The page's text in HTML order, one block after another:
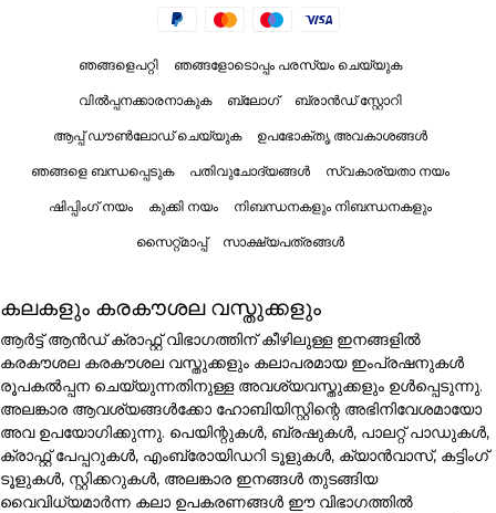
ഞങ്ങളെപറ്റി ഞങ്ങളോടൊപ്പം പരസ്യം ചെയ്യുക
വിൽപ്പനക്കാരനാകുക ബ്ലോഗ് ബ്രാൻഡ് സ്റ്റോറി
ആപ്പ് ഡൗൺലോഡ് ചെയ്യുക ഉപഭോക്തൃ അവകാശങ്ങൾ
ഞങ്ങളെ ബന്ധപ്പെടുക പതിവുചോദ്യങ്ങൾ സ്വകാര്യതാ നയം
ഷിപ്പിംഗ് നയം കുക്കി നയം നിബന്ധനകളും നിബന്ധനകളും
സൈറ്റ്മാപ്പ് സാക്ഷ്യപത്രങ്ങൾ
കലകളും കരകൗശല വസ്തുക്കളും
ആർട്ട് ആൻഡ് ക്രാഫ്റ്റ് വിഭാഗത്തിന് കീഴിലുള്ള ഇനങ്ങളിൽ
കരകൗശല കരകൗശല വസ്തുക്കളും കലാപരമായ ഇംപ്രഷനുകൾ
രൂപകൽപ്പന ചെയ്യുന്നതിനുള്ള അവശ്യവസ്തുക്കളും ഉൾപ്പെടുന്നു.
അലങ്കാര ആവശ്യങ്ങൾക്കോ ഹോബിയിസ്റ്റിന്റെ അഭിനിവേശമായോ
അവ ഉപയോഗിക്കുന്നു. പെയിന്റുകൾ, ബ്രഷുകൾ, പാലറ്റ് പാഡുകൾ,
ക്രാഫ്റ്റ് പേപ്പറുകൾ, എംബ്രോയിഡറി ടൂളുകൾ, ക്യാൻവാസ്, കട്ടിംഗ്
ടൂളുകൾ, സ്റ്റിക്കറുകൾ, അലങ്കാര ഇനങ്ങൾ തുടങ്ങിയ
വൈവിധ്യമാർന്ന കലാ ഉപകരണങ്ങൾ ഈ വിഭാഗത്തിൽ